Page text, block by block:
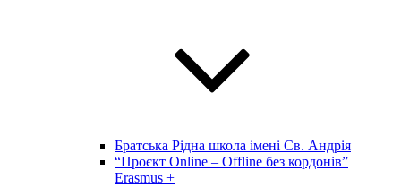
Братська Рідна школа імені Св. Андрія
“Проєкт Online – Offline без кордонів”
Erasmus +